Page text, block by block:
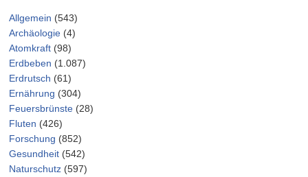
Allgemein (543)
Archäologie (4)
Atomkraft (98)
Erdbeben (1.087)
Erdrutsch (61)
Ernährung (304)
Feuersbrünste (28)
Fluten (426)
Forschung (852)
Gesundheit (542)
Naturschutz (597)